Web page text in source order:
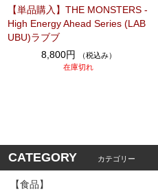
【単品購入】THE MONSTERS -
High Energy Ahead Series (LAB
UBU)ラブブ
8,800円
（税込み）
在庫切れ
CATEGORY カテゴリー
【食品】